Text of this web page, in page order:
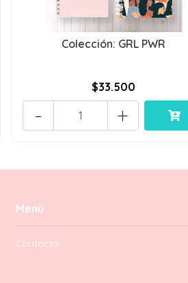
Colección: GRL PWR
$33.500
+
-
Menú
Contacto